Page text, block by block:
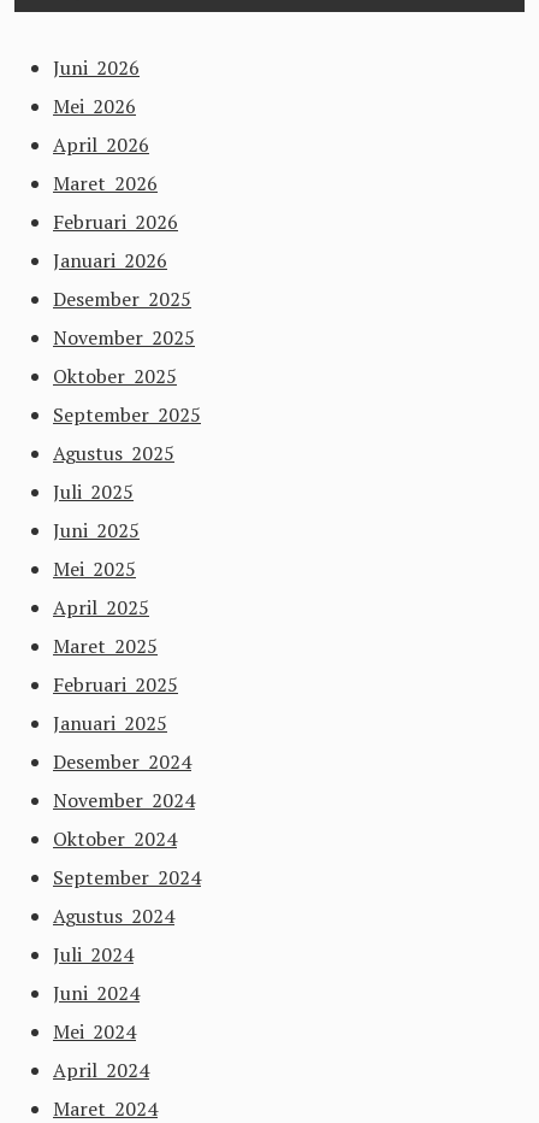
Juni 2026
Mei 2026
April 2026
Maret 2026
Februari 2026
Januari 2026
Desember 2025
November 2025
Oktober 2025
September 2025
Agustus 2025
Juli 2025
Juni 2025
Mei 2025
April 2025
Maret 2025
Februari 2025
Januari 2025
Desember 2024
November 2024
Oktober 2024
September 2024
Agustus 2024
Juli 2024
Juni 2024
Mei 2024
April 2024
Maret 2024